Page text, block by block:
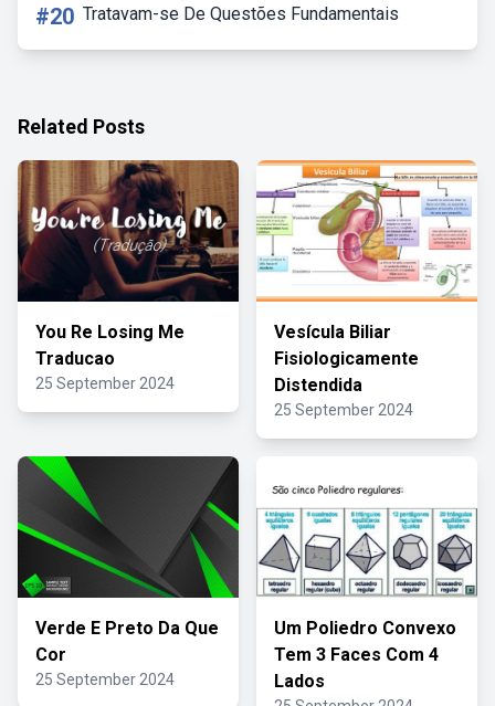
#20 Tratavam-se De Questões Fundamentais
Related Posts
You Re Losing Me
Traducao
25 September 2024
Vesícula Biliar
Fisiologicamente
Distendida
25 September 2024
Verde E Preto Da Que
Cor
25 September 2024
Um Poliedro Convexo
Tem 3 Faces Com 4
Lados